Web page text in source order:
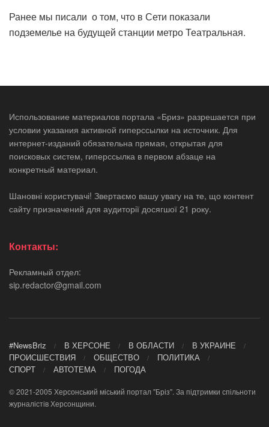
Ранее мы писали о том, что в Сети показали
подземелье на будущей станции метро Театральная.
Использование материалов портала «Бриз» разрешается при
условии указания активной гиперссылки на источник. Для
интернет-изданий обязательна прямая, открытая для
поисковых систем, гиперссылка в первом абзаце на
конкретный материал.
Шановні користувачі! Звертаємо вашу увагу на те, що контент
сайту призначений для аудиторії досягшої 21 року.
Контакты:
Рекламный отдел:
sip.redactor@gmail.com
#NewsBriz В ХЕРСОНЕ В ОБЛАСТИ
В УКРАИНЕ
ПРОИСШЕСТВИЯ
ОБЩЕСТВО
ПОЛИТИКА
СПОРТ
АВТОТЕМА ПОГОДА
© 2021-2005 Херсонський міський портал "Бріз". За підтримки спільноти
журналістів Херсонщини.